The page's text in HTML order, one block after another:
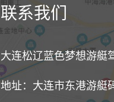
联系我们
大连松辽蓝色梦想游艇
地址：大连市东港游艇